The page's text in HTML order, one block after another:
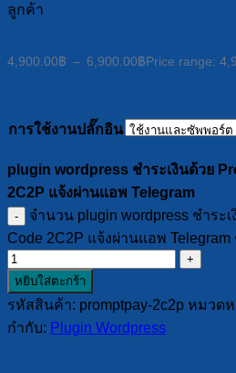
ลูกค้า
4,900.00฿ – 6,900.00฿Price range:
การใช้งานปลั๊กอิน
plugin wordpress ชำระเงินด้วย
2C2P แจ้งผ่านแอพ Telegram
จำนวน plugin wordpress ชำระ
Code 2C2P แจ้งผ่านแอพ
หยิบใส่ตะกร้า
รหัสสินค้า: promptpay-2c2p หมวด
กำกับ: Plugin Wordpress